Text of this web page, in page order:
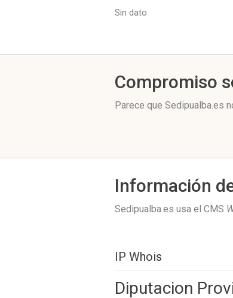
Sin dato
Compromiso
Parece que Sedipualba.es
Información
Sedipualba.es usa el CMS
IP Whois
Diputacion